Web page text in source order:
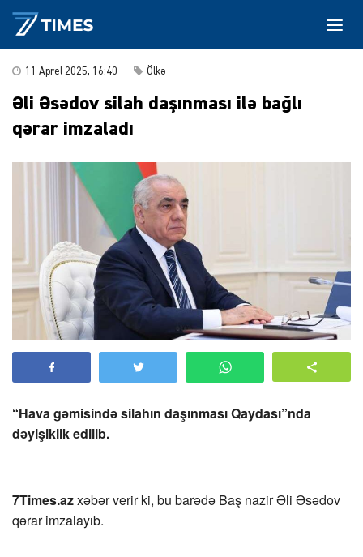
11 Aprel 2025, 16:40 Ölkə
Əli Əsədov silah daşınması ilə bağlı
qərar imzaladı
“Hava gəmisində silahın daşınması Qaydası”nda
dəyişiklik edilib.
7Times.azxəbər verir ki, bu barədə Baş nazir Əli Əsədov
qərar imzalayıb.